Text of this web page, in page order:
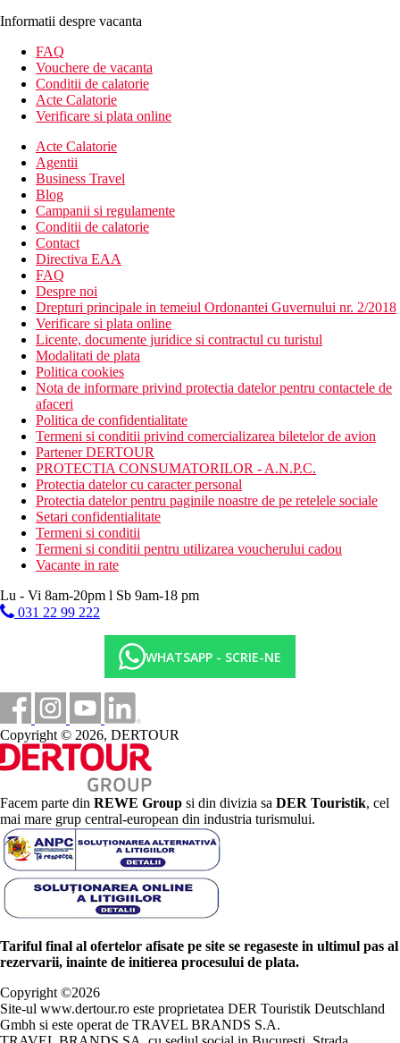
Informatii despre vacanta
FAQ
Vouchere de vacanta
Conditii de calatorie
Acte Calatorie
Verificare si plata online
Acte Calatorie
Agentii
Business Travel
Blog
Campanii si regulamente
Conditii de calatorie
Contact
Directiva EAA
FAQ
Despre noi
Drepturi principale in temeiul Ordonantei Guvernului nr. 2/2018
Verificare si plata online
Licente, documente juridice si contractul cu turistul
Modalitati de plata
Politica cookies
Nota de informare privind protectia datelor pentru contactele de
afaceri
Politica de confidentialitate
Termeni si conditii privind comercializarea biletelor de avion
Partener DERTOUR
PROTECTIA CONSUMATORILOR - A.N.P.C.
Protectia datelor cu caracter personal
Protectia datelor pentru paginile noastre de pe retelele sociale
Setari confidentialitate
Termeni si conditii
Termeni si conditii pentru utilizarea voucherului cadou
Vacante in rate
Lu - Vi 8am-20pm l Sb 9am-18 pm
031 22 99 222
WHATSAPP - SCRIE-NE
Copyright © 2026, DERTOUR
Facem parte din REWE Group si din divizia sa DER Touristik, cel
mai mare grup central-european din industria turismului.
Tariful final al ofertelor afisate pe site se regaseste in ultimul pas al
rezervarii, inainte de initierea procesului de plata.
Copyright ©2026
Site-ul www.dertour.ro este proprietatea DER Touristik Deutschland
Gmbh si este operat de TRAVEL BRANDS S.A.